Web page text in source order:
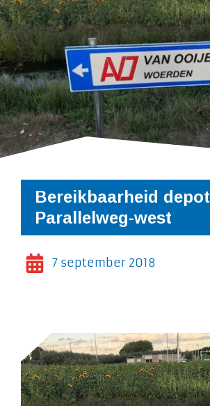
Bereikbaarheid depot
Parallelweg-west
7 september 2018